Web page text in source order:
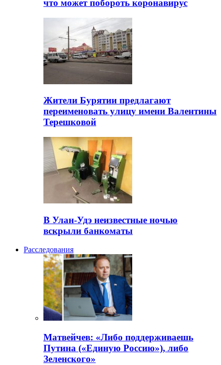
что может побороть коронавирус
Жители Бурятии предлагают
переименовать улицу имени Валентины
Терешковой
В Улан-Удэ неизвестные ночью
вскрыли банкоматы
Расследования
Матвейчев: «Либо поддерживаешь
Путина («Единую Россию»), либо
Зеленского»